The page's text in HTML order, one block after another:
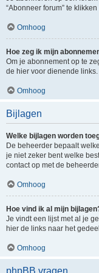
“Abonneer forum” te
Omhoog
Hoe zeg ik mijn
Om je abonnement op te
de hier voor dienende links.
Omhoog
Bijlagen
Welke bijlagen worden
De beheerder bepaalt
je niet zeker bent welke
contact op met de
Omhoog
Hoe vind ik al mijn
Je vindt een lijst met al je
hier de links naar het
Omhoog
phpBB vragen